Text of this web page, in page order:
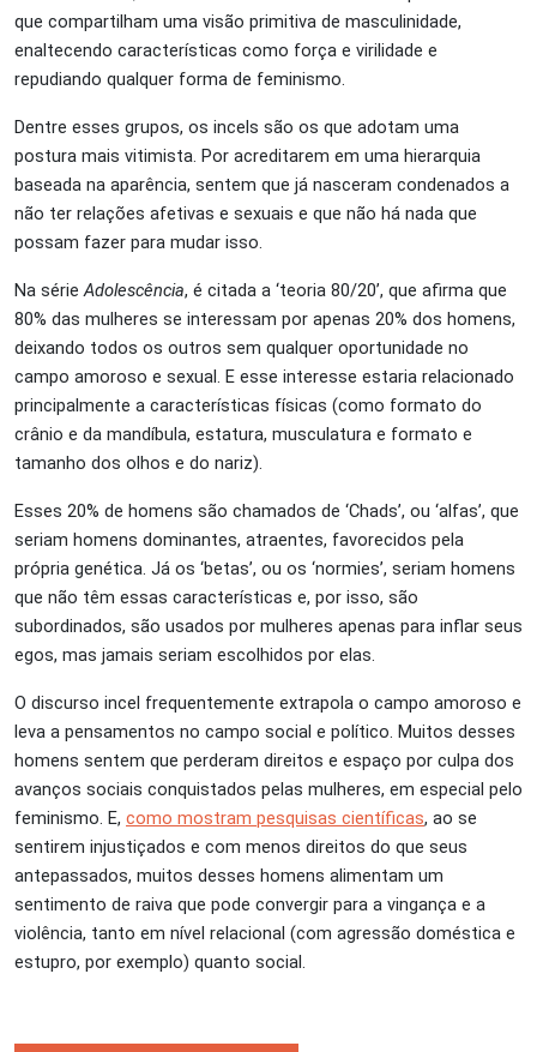
que compartilham uma visão primitiva de masculinidade,
enaltecendo características como força e virilidade e
repudiando qualquer forma de feminismo.
Dentre esses grupos, os incels são os que adotam uma
postura mais vitimista. Por acreditarem em uma hierarquia
baseada na aparência, sentem que já nasceram condenados a
não ter relações afetivas e sexuais e que não há nada que
possam fazer para mudar isso.
Na sérieAdolescência, é citada a ‘teoria 80/20’, que afirma que
80% das mulheres se interessam por apenas 20% dos homens,
deixando todos os outros sem qualquer oportunidade no
campo amoroso e sexual. E esse interesse estaria relacionado
principalmente a características físicas (como formato do
crânio e da mandíbula, estatura, musculatura e formato e
tamanho dos olhos e do nariz).
Esses 20% de homens são chamados de ‘Chads’, ou ‘alfas’, que
seriam homens dominantes, atraentes, favorecidos pela
própria genética. Já os ‘betas’, ou os ‘normies’, seriam homens
que não têm essas características e, por isso, são
subordinados, são usados por mulheres apenas para inflar seus
egos, mas jamais seriam escolhidos por elas.
O discurso incel frequentemente extrapola o campo amoroso e
leva a pensamentos no campo social e político. Muitos desses
homens sentem que perderam direitos e espaço por culpa dos
avanços sociais conquistados pelas mulheres, em especial pelo
feminismo. E, como mostram pesquisas científicas, ao se
sentirem injustiçados e com menos direitos do que seus
antepassados, muitos desses homens alimentam um
sentimento de raiva que pode convergir para a vingança e a
violência, tanto em nível relacional (com agressão doméstica e
estupro, por exemplo) quanto social.